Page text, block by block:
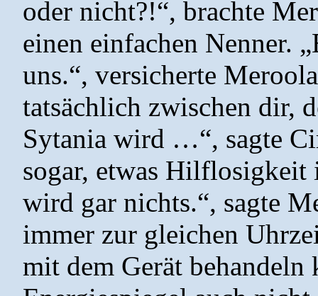
oder nicht?!“, brachte
einen einfachen Nenner.
uns.“, versicherte
tatsächlich zwischen dir,
Sytania wird …“, sagte
sogar, etwas Hilflosigkeit
wird gar nichts.“, sagte
immer zur gleichen
mit dem Gerät